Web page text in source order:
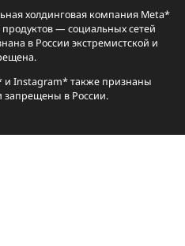
Ленды
и
Facebook
прилы
дляприлы